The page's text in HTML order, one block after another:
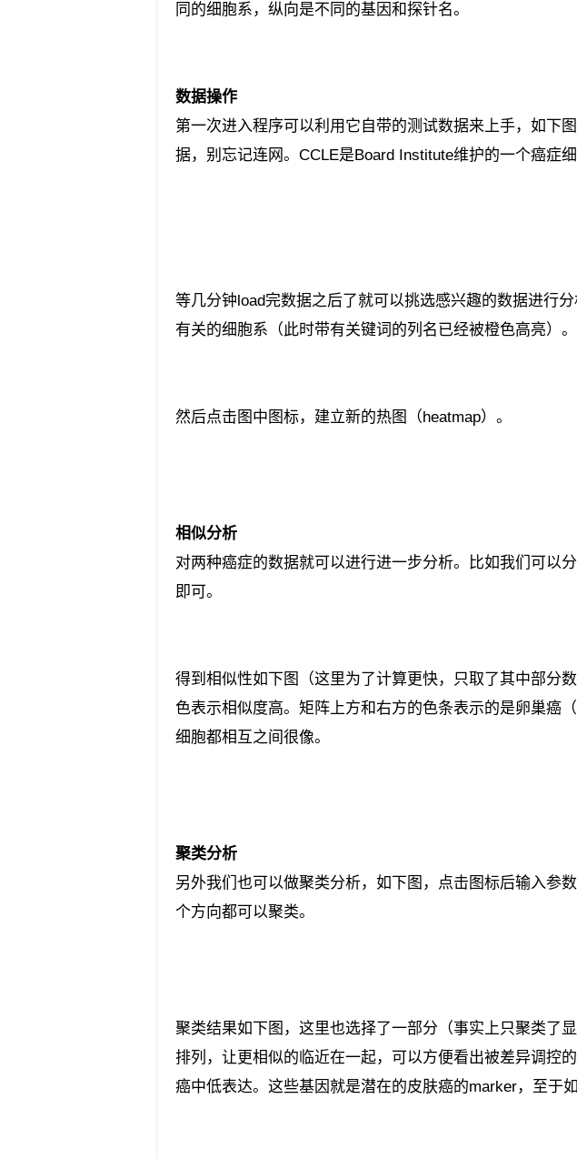
同的细胞系，纵向是不同的基因和探针名。
数据操作
第一次进入程序可以利用它自带的测试数据来上手，如下
据，别忘记连网。CCLE是Board Institute维护的一个癌症
等几分钟load完数据之后了就可以挑选感兴趣的数据进行
有关的细胞系（此时带有关键词的列名已经被橙色高亮）
然后点击图中图标，建立新的热图（heatmap）。
相似分析
对两种癌症的数据就可以进行进一步分析。比如我们可以
即可。
得到相似性如下图（这里为了计算更快，只取了其中部分
色表示相似度高。矩阵上方和右方的色条表示的是卵巢癌
细胞都相互之间很像。
聚类分析
另外我们也可以做聚类分析，如下图，点击图标后输入参
个方向都可以聚类。
聚类结果如下图，这里也选择了一部分（事实上只聚类了
排列，让更相似的临近在一起，可以方便看出被差异调控
癌中低表达。这些基因就是潜在的皮肤癌的marker，至于